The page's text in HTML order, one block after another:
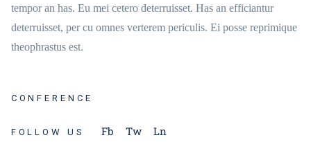
tempor an has. Eu mei cetero deterruisset. Has an efficiantur
deterruisset, per cu omnes verterem periculis. Ei posse reprimique
theophrastus est.
CONFERENCE
FOLLOW US Fb Tw Ln